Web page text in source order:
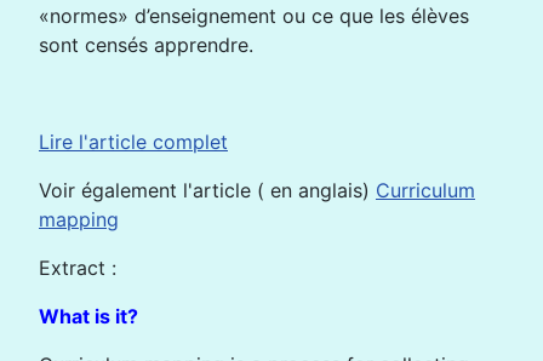
«normes» d’enseignement ou ce que les élèves
sont censés apprendre.
Lire l'article complet
Voir également l'article ( en anglais) Curriculum
mapping
Extract :
What is it?